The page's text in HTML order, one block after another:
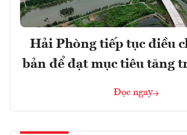
Hải Phòng tiếp tục điều
bản để đạt mục tiêu tăng
Đọc ngay